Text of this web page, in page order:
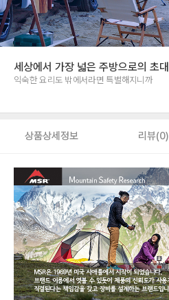
세상에서 가장 넓은 주방으로의 초대
익숙한 요리도 밖에서라면 특별해지니까
상품상세정보 리뷰(0)